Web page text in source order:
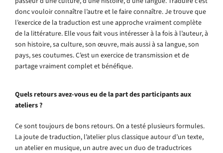
donc vouloir connaître l’autre et le faire connaître. Je trouve que
l’exercice de la traduction est une approche vraiment complète
de la littérature. Elle vous fait vous intéresser à la fois à l’auteur, à
son histoire, sa culture, son œuvre, mais aussi à sa langue, son
pays, ses coutumes. C’est un exercice de transmission et de
partage vraiment complet et bénéfique.
Quels retours avez-vous eu de la part des participants aux
ateliers ?
Ce sont toujours de bons retours. On a testé plusieurs formules.
La joute de traduction, l’atelier plus classique autour d’un texte,
un atelier en musique, un autre avec un duo de traductrices